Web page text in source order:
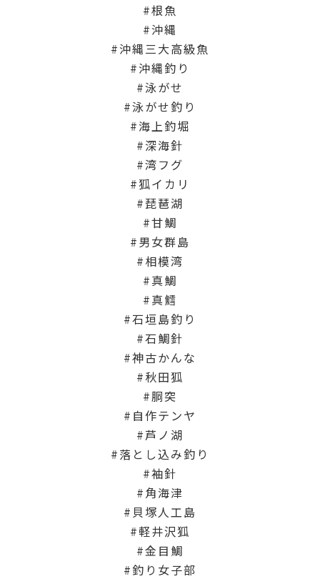
根魚
沖縄
沖縄三大高級魚
沖縄釣り
泳がせ
泳がせ釣り
海上釣堀
深海針
湾フグ
狐イカリ
琵琶湖
甘鯛
男女群島
相模湾
真鯛
真鱈
石垣島釣り
石鯛針
神古かんな
秋田狐
胴突
自作テンヤ
芦ノ湖
落とし込み釣り
袖針
角海津
貝塚人工島
軽井沢狐
金目鯛
釣り女子部